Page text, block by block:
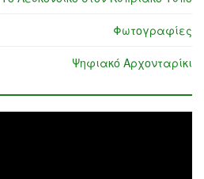
Φωτογραφίες
Ψηφιακό Αρχονταρίκι